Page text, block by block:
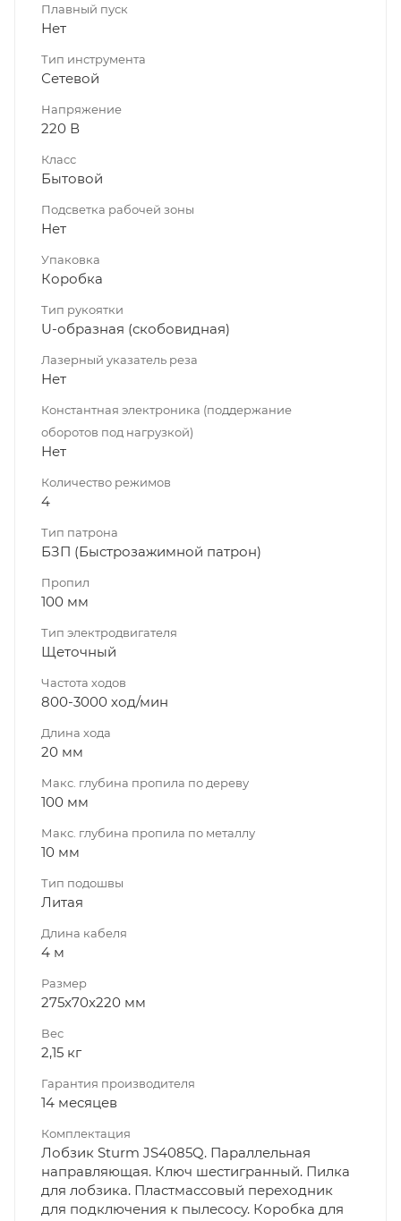
Плавный пуск
Нет
Тип инструмента
Сетевой
Напряжение
220 В
Класс
Бытовой
Подсветка рабочей зоны
Нет
Упаковка
Коробка
Тип рукоятки
U-образная (скобовидная)
Лазерный указатель реза
Нет
Константная электроника (поддержание
оборотов под нагрузкой)
Нет
Количество режимов
4
Тип патрона
БЗП (Быстрозажимной патрон)
Пропил
100 мм
Тип электродвигателя
Щеточный
Частота ходов
800-3000 ход/мин
Длина хода
20 мм
Макс. глубина пропила по дереву
100 мм
Макс. глубина пропила по металлу
10 мм
Тип подошвы
Литая
Длина кабеля
4 м
Размер
275x70x220 мм
Вес
2,15 кг
Гарантия производителя
14 месяцев
Комплектация
Лобзик Sturm JS4085Q. Параллельная
направляющая. Ключ шестигранный. Пилка
для лобзика. Пластмассовый переходник
для подключения к пылесосу. Коробка для